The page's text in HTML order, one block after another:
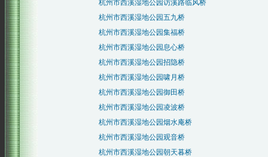
杭州市西溪湿地公园访溪路临风桥
杭州市西溪湿地公园五九桥
杭州市西溪湿地公园集福桥
杭州市西溪湿地公园息心桥
杭州市西溪湿地公园招隐桥
杭州市西溪湿地公园啸月桥
杭州市西溪湿地公园御田桥
杭州市西溪湿地公园凌波桥
杭州市西溪湿地公园烟水庵桥
杭州市西溪湿地公园观音桥
杭州市西溪湿地公园朝天暮桥